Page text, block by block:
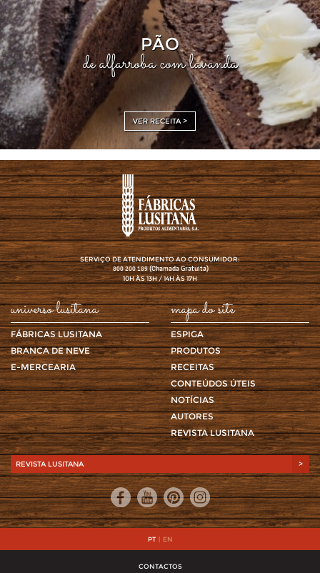
PÃO
de alfarroba com lavanda
VER RECEITA >
SERVIÇO DE ATENDIMENTO AO CONSUMIDOR:
800 200 189(Chamada Gratuita)
10H ÀS 13H / 14H ÀS 17H
universo lusitana
FÁBRICAS LUSITANA
BRANCA DE NEVE
E-MERCEARIA
mapa do site
ESPIGA
PRODUTOS
RECEITAS
CONTEÚDOS ÚTEIS
NOTÍCIAS
AUTORES
REVISTA LUSITANA
REVISTA LUSITANA >
PT | EN
CONTACTOS